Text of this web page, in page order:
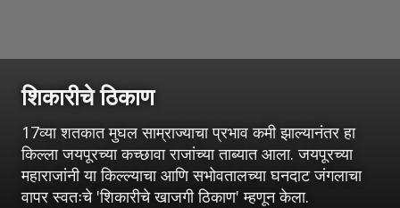
शिकारीचे ठिकाण
17व्या शतकात मुघल साम्राज्याचा प्रभाव कमी झाल्यानंतर हा
किल्ला जयपूरच्या कच्छावा राजांच्या ताब्यात आला. जयपूरच्या
महाराजांनी या किल्ल्याचा आणि सभोवतालच्या घनदाट जंगलाचा
वापर स्वतःचे 'शिकारीचे खाजगी ठिकाण' म्हणून केला.